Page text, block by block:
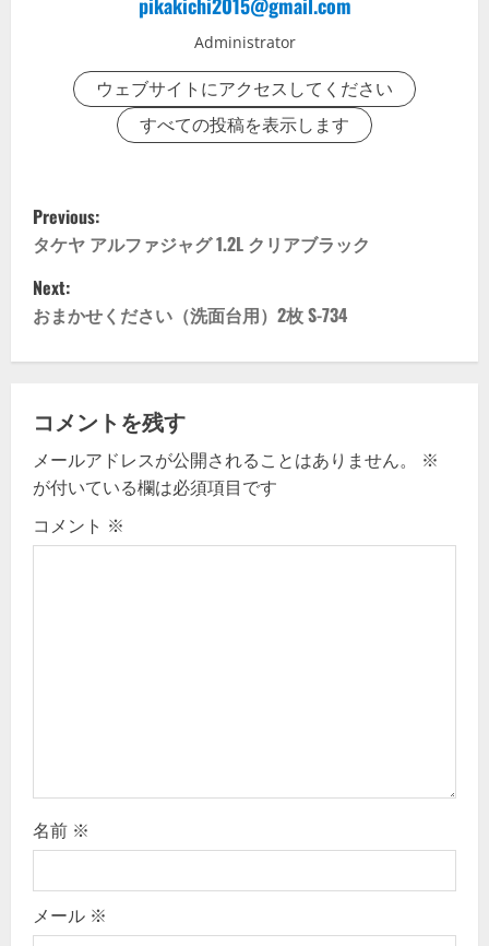
pikakichi2015@gmail.com
Administrator
ウェブサイトにアクセスしてください
すべての投稿を表示します
P
o
s
a
v
i
n
Previous:
タケヤ アルファジャグ 1.2L クリアブラック
Next:
おまかせください（洗面台用）2枚 S-734
コメントを残す
メールアドレスが公開されることはありません。
※
が付いている欄は必須項目です
コメント ※
名前 ※
メール ※